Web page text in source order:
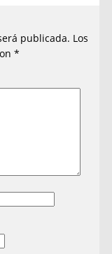
publicada. Los
*